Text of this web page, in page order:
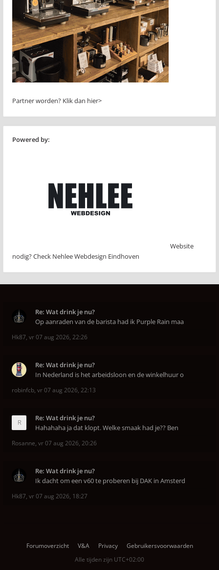
Partner worden? Klik dan hier>
Powered by:
Website
nodig? Check Nehlee Webdesign Eindhoven
Re: Wat drink je nu?
Op aanraden van de barista had ik Purple Rain maa
Hk87, vr 07 aug 2026, 22:26
Re: Wat drink je nu?
In Nederland is het arbeidsloon en de winkelhuur o
robinfcb, vr 07 aug 2026, 22:13
Re: Wat drink je nu?
Hahahaha ja dat klopt. Welke smaak had je?? Ben
Rosanne, vr 07 aug 2026, 20:26
Re: Wat drink je nu?
Ik dacht om een v60 te proberen bij DAK in Amsterd
Hk87, vr 07 aug 2026, 18:27
Forumoverzicht V&A Privacy
Gebruikersvoorwaarden
Alle tijden zijn UTC+02:00